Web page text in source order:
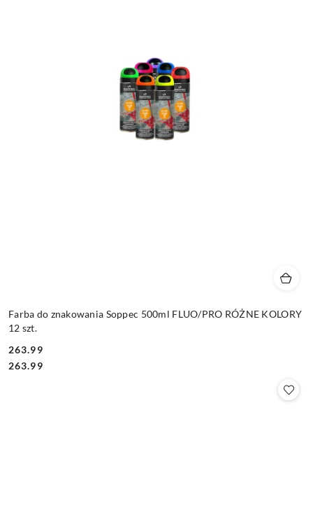
Farba do znakowania Soppec 500ml FLUO/PRO RÓŻNE KOLORY
12 szt.
Cena:
263.99
Cena:
263.99